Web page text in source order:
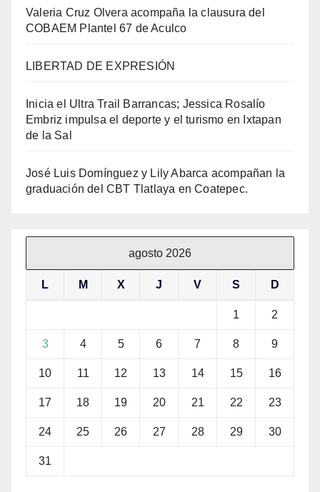
Valeria Cruz Olvera acompaña la clausura del
COBAEM Plantel 67 de Aculco
LIBERTAD DE EXPRESIÓN
Inicia el Ultra Trail Barrancas; Jessica Rosalío
Embriz impulsa el deporte y el turismo en Ixtapan
de la Sal
José Luis Domínguez y Lily Abarca acompañan la
graduación del CBT Tlatlaya en Coatepec.
agosto 2026
L M X J V S D
1 2
3 4 5 6 7 8 9
10 11 12 13 14 15 16
17 18 19 20 21 22 23
24 25 26 27 28 29 30
31